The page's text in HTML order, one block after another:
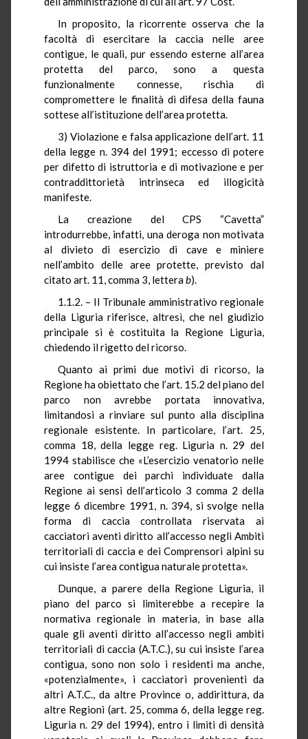
In proposito, la ricorrente osserva che la
facoltà di esercitare la caccia nelle aree
contigue, le quali, pur essendo esterne all’area
protetta del parco, sono a questa
funzionalmente connesse, rischia di
compromettere le finalità di difesa della fauna
sottese all’istituzione dell’area protetta.
3) Violazione e falsa applicazione dell’art. 11
della legge n. 394 del 1991; eccesso di potere
per difetto di istruttoria e di motivazione e per
contraddittorietà intrinseca ed illogicità
manifeste.
La creazione del CPS “Cavetta”
introdurrebbe, infatti, una deroga non motivata
al divieto di esercizio di cave e miniere
nell’ambito delle aree protette, previsto dal
citato art. 11, comma 3, letterab).
1.1.2. – Il Tribunale amministrativo regionale
della Liguria riferisce, altresì, che nel giudizio
principale si è costituita la Regione Liguria,
chiedendo il rigetto del ricorso.
Quanto ai primi due motivi di ricorso, la
Regione ha obiettato che l’art. 15.2 del piano del
parco non avrebbe portata innovativa,
limitandosi a rinviare sul punto alla disciplina
regionale esistente. In particolare, l’art. 25,
comma 18, della legge reg. Liguria n. 29 del
1994 stabilisce che «L’esercizio venatorio nelle
aree contigue dei parchi individuate dalla
Regione ai sensi dell’articolo 3 comma 2 della
legge 6 dicembre 1991, n. 394, si svolge nella
forma di caccia controllata riservata ai
cacciatori aventi diritto all’accesso negli Ambiti
territoriali di caccia e dei Comprensori alpini su
cui insiste l’area contigua naturale protetta».
Dunque, a parere della Regione Liguria, il
piano del parco si limiterebbe a recepire la
normativa regionale in materia, in base alla
quale gli aventi diritto all’accesso negli ambiti
territoriali di caccia (A.T.C.), su cui insiste l’area
contigua, sono non solo i residenti ma anche,
«potenzialmente», i cacciatori provenienti da
altri A.T.C., da altre Province o, addirittura, da
altre Regioni (art. 25, comma 6, della legge reg.
Liguria n. 29 del 1994), entro i limiti di densità